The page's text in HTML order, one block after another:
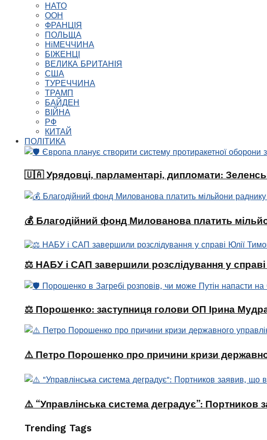
НАТО
ООН
ФРАНЦІЯ
ПОЛЬЩА
НіМЕЧЧИНА
БІЖЕНЦІ
ВЕЛИКА БРИТАНІЯ
США
ТУРЕЧЧИНА
ТРАМП
БАЙДЕН
ВІЙНА
РФ
КИТАЙ
ПОЛІТИКА
🇺🇦 Урядовці, парламентарі, дипломати:
💰 Благодійний фонд Милованова платить
⚖️ НАБУ і САП завершили розслідування у
⚖️ Порошенко: заступниця голови ОП Ірина
⚠️ Петро Порошенко про причини кризи
⚠️ “Управлінська система деградує”: Портников
Trending Tags